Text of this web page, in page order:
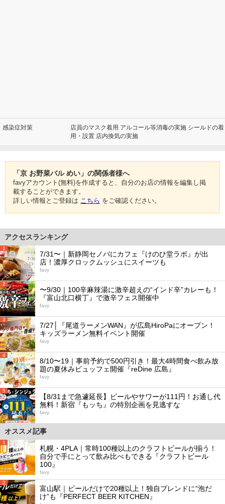
感染症対策
店員のマスク着用 アルコール等消毒の実施 シールドの着
用・設置 店内換気の実施
「京 お野菜バル めい」の関係者様へ
favyアカウント(無料)を作成すると、自分のお店の情報を編集し掲
載することができます。
詳しい情報とご登録は こちら をご確認ください。
アクセスランキング
1
7/31〜｜新静岡セノバにカフェ『けのひ堂ラボ』が出
店！濃厚クロックムッシュにスイーツも
favy
2
〜9/30｜100辛麻辣湯に激辛超えの“インド辛”カレーも！
『富山北口横丁』で激辛フェス開催中
favy
3
7/27│『尾道ラーメンWAN』が広島HiroPaにオープン！
キッズラーメン無料イベント開催
favy
4
8/10〜19｜事前予約で500円引き！最大4時間食べ飲み放
題の夏休みビュッフェ開催『reDine 広島』
favy
5
【8/31まで急遽延長】ビールやサワーが111円！お通し代
無料！新宿『もッち』の特別企画を見逃すな
favy
オススメ記事
1
札幌・4PLA｜常時100種以上のクラフトビールが揃う！
自分で手にとって飲み比べもできる『クラフトビール
100』
favy
2
富山駅｜ビールだけで20種以上！独自ブレンドに“泡だ
け”も『PERFECT BEER KITCHEN』